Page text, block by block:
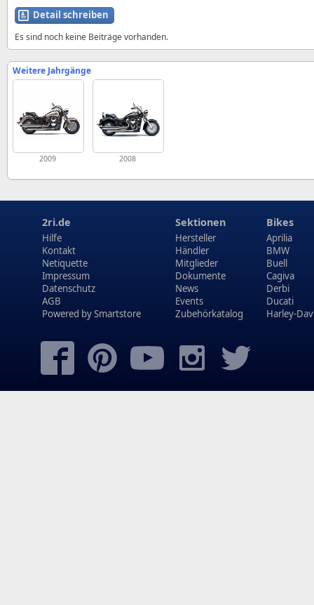
Detail schreiben
Es sind noch keine Beiträge vorhanden.
Weitere Jahrgänge
2009 2008
2ri.de
Hilfe
Kontakt
Netiquette
Impressum
Datenschutz
AGB
Powered bySmartstore
Sektionen
Hersteller
Händler
Mitglieder
Dokumente
News
Events
Zubehörkatalog
Bikes
Aprilia
BMW
Buell
Cagiva
Derbi
Ducati
Harley-